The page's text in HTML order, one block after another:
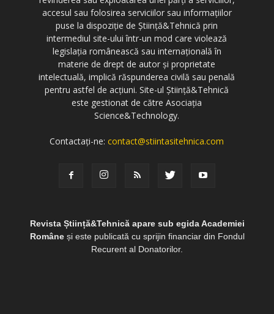
accesul sau folosirea serviciilor sau informațiilor
puse la dispoziție de Știință&Tehnică prin
intermediul site-ului într-un mod care violează
legislația românească sau internațională în
materie de drept de autor și proprietate
intelectuală, implică răspunderea civilă sau penală
pentru astfel de acțiuni. Site-ul Știință&Tehnică
este gestionat de către Asociația
Science&Technology.
Contactați-ne:contact@stiintasitehnica.com
Revista Știință&Tehnică apare sub egida Academiei
Româneși este publicată cu sprijin financiar din Fondul
Recurent al Donatorilor.